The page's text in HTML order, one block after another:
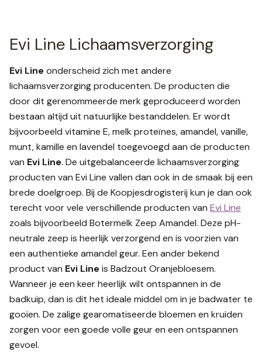
Evi Line Lichaamsverzorging
Evi Lineonderscheid zich met andere
lichaamsverzorging producenten. De producten die
door dit gerenommeerde merk geproduceerd worden
bestaan altijd uit natuurlijke bestanddelen. Er wordt
bijvoorbeeld vitamine E, melk proteïnes, amandel, vanille,
munt, kamille en lavendel toegevoegd aan de producten
van Evi Line. De uitgebalanceerde lichaamsverzorging
producten van Evi Line vallen dan ook in de smaak bij een
brede doelgroep. Bij de Koopjesdrogisterij kun je dan ook
terecht voor vele verschillende producten van Evi Line
zoals bijvoorbeeld Botermelk Zeep Amandel. Deze pH-
neutrale zeep is heerlijk verzorgend en is voorzien van
een authentieke amandel geur. Een ander bekend
product van Evi Lineis Badzout Oranjebloesem.
Wanneer je een keer heerlijk wilt ontspannen in de
badkuip, dan is dit het ideale middel om in je badwater te
gooien. De zalige gearomatiseerde bloemen en kruiden
zorgen voor een goede volle geur en een ontspannen
gevoel.